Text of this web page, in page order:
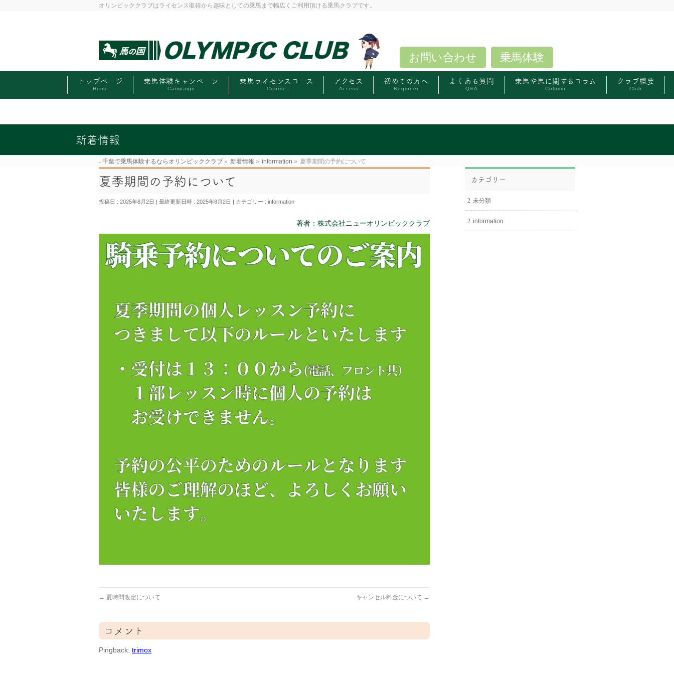
オリンピッククラブはライセンス取得から趣味としての乗馬まで幅広くご利用頂ける乗馬クラブです。
乗馬体験
お問い合わせ
トップページ
Home
乗馬体験キャンペーン
Campaign
乗馬ライセンスコース
Course
アクセス
Access
初めての方へ
Beginner
よくある質問
Q&A
乗馬や馬に関するコラム
Column
クラブ概要
Club
新着情報
千葉で乗馬体験するならオリンピッククラブ » 新着情報 » information » 夏季期間の予約について
夏季期間の予約について
投稿日 : 2025年8月2日 最終更新日時 : 2025年8月2日 カテゴリー : information
著者：株式会社ニューオリンピッククラブ
← 夏時間改定について キャンセル料金について →
コメント
Pingback: trimox
カテゴリー
未分類
information